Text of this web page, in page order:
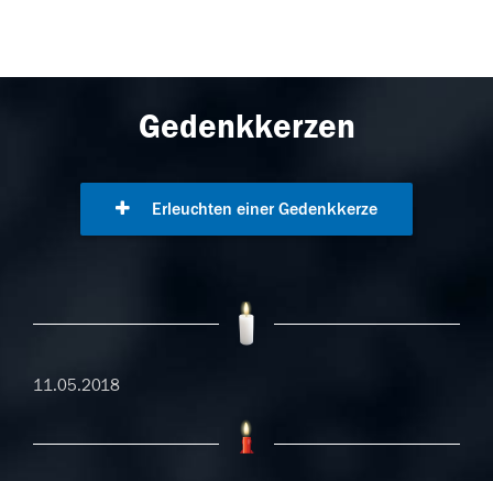
Gedenkkerzen
Erleuchten einer Gedenkkerze
11.05.2018